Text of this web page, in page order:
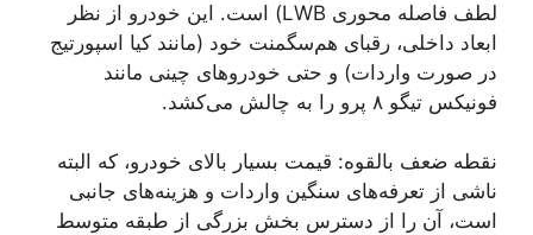
لطف فاصله محوری LWB) است. این خودرو از نظر
ابعاد داخلی، رقبای هم‌سگمنت خود (مانند کیا اسپورتیج
در صورت واردات) و حتی خودروهای چینی مانند
فونیکس تیگو ۸ پرو را به چالش می‌کشد.
نقطه ضعف بالقوه: قیمت بسیار بالای خودرو، که البته
ناشی از تعرفه‌های سنگین واردات و هزینه‌های جانبی
است، آن را از دسترس بخش بزرگی از طبقه متوسط